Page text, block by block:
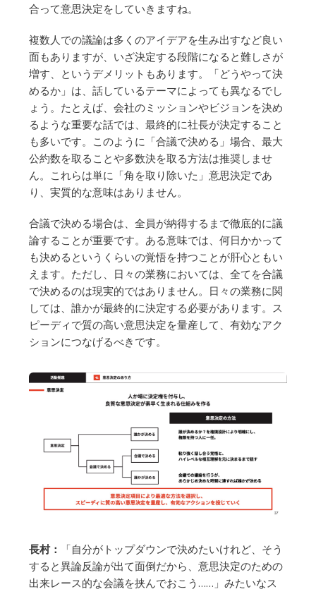
合って意思決定をしていきますね。
複数人での議論は多くのアイデアを生み出すなど良い
面もありますが、いざ決定する段階になると難しさが
増す、というデメリットもあります。「どうやって決
めるか」は、話しているテーマによっても異なるでし
ょう。たとえば、会社のミッションやビジョンを決め
るような重要な話では、最終的に社長が決定すること
も多いです。このように「合議で決める」場合、最大
公約数を取ることや多数決を取る方法は推奨しませ
ん。これらは単に「角を取り除いた」意思決定であ
り、実質的な意味はありません。
合議で決める場合は、全員が納得するまで徹底的に議
論することが重要です。ある意味では、何日かかって
も決めるというくらいの覚悟を持つことが肝心ともい
えます。ただし、日々の業務においては、全てを合議
で決めるのは現実的ではありません。日々の業務に関
しては、誰かが最終的に決定する必要があります。ス
ピーディで質の高い意思決定を量産して、有効なアク
ションにつなげるべきです。
長村：
「自分がトップダウンで決めたいけれど、そう
すると異論反論が出て面倒だから、意思決定のための
出来レース的な会議を挟んでおこう……」みたいなス